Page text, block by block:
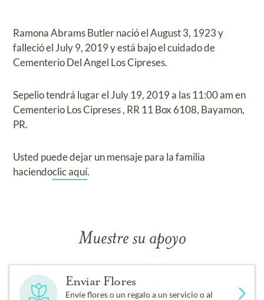
Ramona Abrams Butlernació elAugust 3, 1923y
falleció el July 9, 2019yestá bajo el cuidado de
Cementerio Del Angel Los Cipreses.
Sepeliotendrá lugar el July 19, 2019a las 11:00 amen
Cementerio Los Cipreses, RR 11 Box 6108, Bayamon,
PR.
Usted puede dejar un mensaje para la familia
haciendoclic aquí.
Muestre su apoyo
Enviar Flores
Envíe flores o un regalo a un servicio o al